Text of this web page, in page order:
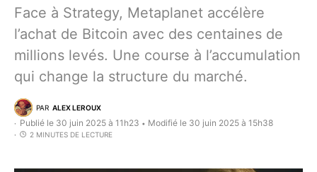
Face à Strategy, Metaplanet accélère
l’achat de Bitcoin avec des centaines de
millions levés. Une course à l’accumulation
qui change la structure du marché.
PAR ALEX LEROUX
Publié le 30 juin 2025 à 11h23 • Modifié le 30 juin 2025 à 15h38
2 MINUTES DE LECTURE